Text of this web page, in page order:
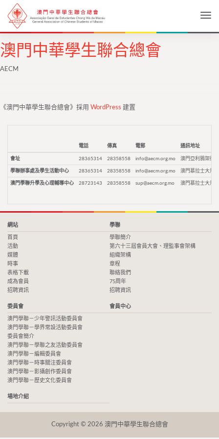
澳門中華學生聯合總會
AECM
《澳門中華學生聯合總會》採用 WordPress 建置
電話 傳真 電郵 通訊地址
會址 28365314 28358558 info@aecm.org.mo 澳門亞利鴉架街9
學聯辦事處及學生活動中心 28365314 28358558 info@aecm.org.mo 澳門慕拉士大馬
澳門學聯升學及心理輔導中心 28723143 28358558 sup@aecm.org.mo 澳門慕拉士大馬
網站
首頁
活動
媒體
時事
表格下載
成為會員
招聘資訊
學聯
學聯簡介
第六十三屆會員大會、理監事會架構
組織架構
章程
聯絡我們
75周年
招聘資訊
委員會
澳門學聯－少年警訊活動委員會
澳門學聯－學界常設活動委員會
委員會簡介
澳門學聯－學聯之友活動委員會
澳門學聯－編輯委員會
澳門學聯－時事關注委員會
澳門學聯－影攝創作委員會
澳門學聯－歷史文化委員會
會員中心
場地介紹
Copyright © 2026 澳門中華學生聯合總會